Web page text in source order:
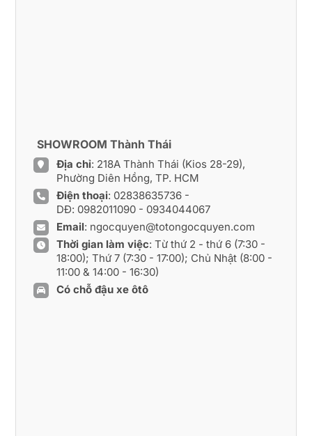
SHOWROOM Thành Thái
Địa chỉ: 218A Thành Thái (Kios 28-29),
Phường Diên Hồng, TP. HCM
Điện thoại: 02838635736 -
DĐ: 0982011090- 0934044067
Email: ngocquyen@totongocquyen.com
Thời gian làm việc: Từ thứ 2 - thứ 6 (7:30 -
18:00); Thứ 7 (7:30 - 17:00); Chủ Nhật (8:00 -
11:00 & 14:00 - 16:30)
Có chỗ đậu xe ôtô